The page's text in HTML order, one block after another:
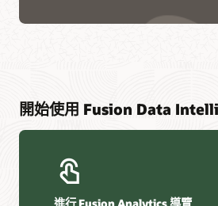
開始使用 Fusion Data